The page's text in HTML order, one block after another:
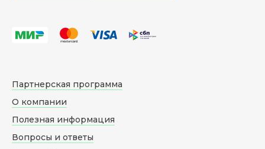
Партнерская программа
О компании
Полезная информация
Вопросы и ответы